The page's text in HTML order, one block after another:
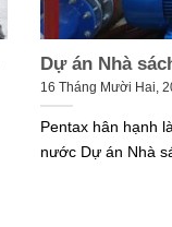
Dự án Nhà
16 Tháng Mười Hai,
Pentax hân hạnh
nước Dự án Nhà